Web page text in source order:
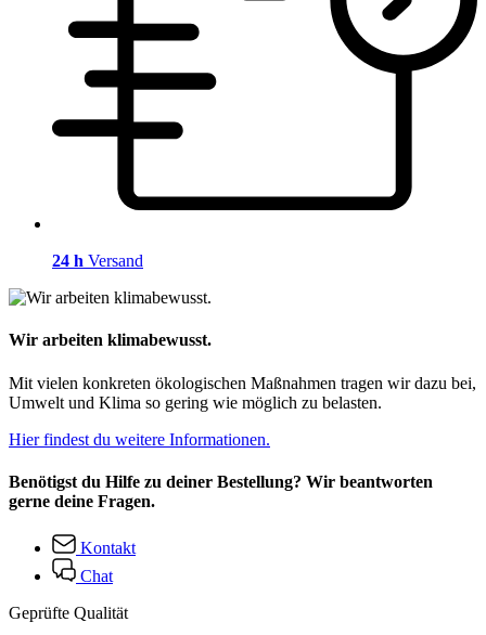
24 h Versand
Wir arbeiten klimabewusst.
Mit vielen konkreten ökologischen Maßnahmen tragen wir dazu bei,
Umwelt und Klima so gering wie möglich zu belasten.
Hier findest du weitere Informationen.
Benötigst du Hilfe zu deiner Bestellung? Wir beantworten
gerne deine Fragen.
Kontakt
Chat
Geprüfte Qualität